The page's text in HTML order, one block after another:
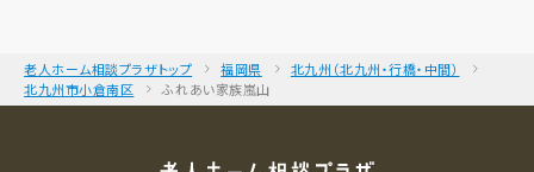
老人ホーム相談プラザトップ 福岡県
北九州（北九州・行橋・中間）
北九州市小倉南区
ふれあい家族嵐山